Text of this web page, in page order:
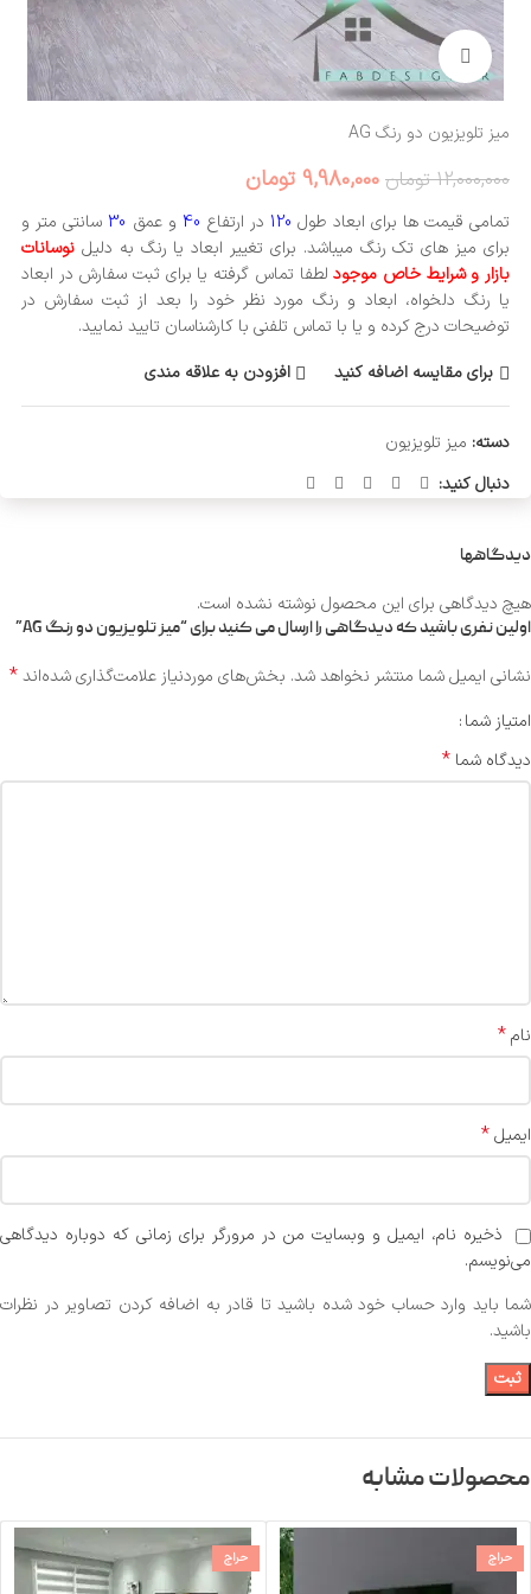
بزرگنمایی تصویر
میز تلویزیون دو رنگ AG
12,000,000 تومان 9,980,000 تومان
تمامی قیمت ها برای ابعاد طول 120 در ارتفاع و عمق 30 سانتی متر و
برای میز های تک رنگ میباشد. برای تغییر ابعاد یا رنگ به دلیل نوسانات
بازار و شرایط خاص موجودلطفا تماس گرفته یا برای ثبت سفارش در ابعاد
یا رنگ دلخواه، ابعاد و رنگ مورد نظر خود را بعد از ثبت سفارش در
توضیحات درج کرده و یا با تماس تلفنی با کارشناسان تایید نمایید.
برای مقایسه اضافه کنید
افزودن به علاقه مندی
دسته: میز تلویزیون
دنبال کنید:
دیدگاهها
هیچ دیدگاهی برای این محصول نوشته نشده است.
اولین نفری باشید که دیدگاهی را ارسال می کنید برای “میز تلویزیون دو رنگ AG”
نشانی ایمیل شما منتشر نخواهد شد. بخش‌های موردنیاز علامت‌گذاری شده‌اند*
امتیاز شما
دیدگاه شما *
نام*
ایمیل*
ذخیره نام، ایمیل و وبسایت من در مرورگر برای زمانی که دوباره دیدگاهی
می‌نویسم.
شما باید وارد حساب خود شده باشید تا قادر به اضافه کردن تصاویر در نظرات
باشید.
محصولات مشابه
حراج حراج